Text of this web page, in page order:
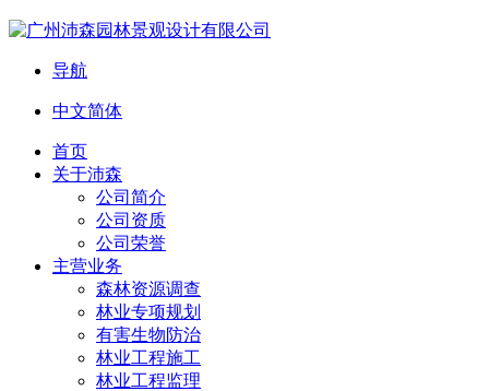
导航
中文简体
首页
关于沛森
公司简介
公司资质
公司荣誉
主营业务
森林资源调查
林业专项规划
有害生物防治
林业工程施工
林业工程监理